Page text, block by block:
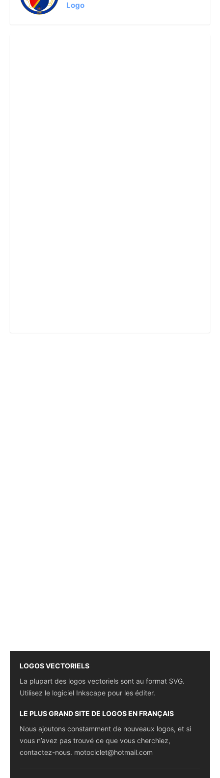
Logo
LOGOS VECTORIELS
La plupart des logos vectoriels sont au format SVG.
Utilisez le logiciel Inkscape pour les éditer.
LE PLUS GRAND SITE DE LOGOS EN FRANÇAIS
Nous ajoutons constamment de nouveaux logos, et si
vous n’avez pas trouvé ce que vous cherchiez,
contactez-nous. motociclet@hotmail.com